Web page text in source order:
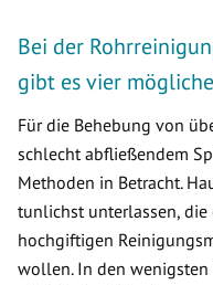
Bei der
gibt es vier
Für die Behebung von
schlecht abfließendem
Methoden in Betracht.
tunlichst unterlassen,
hochgiftigen
wollen. In den